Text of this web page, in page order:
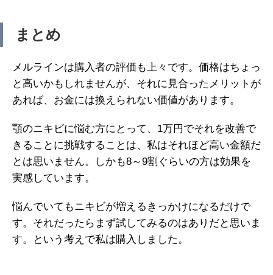
まとめ
メルラインは購入者の評価も上々です。価格はちょっ
と高いかもしれませんが、それに見合ったメリットが
あれば、お金には換えられない価値があります。
顎のニキビに悩む方にとって、1万円でそれを改善で
きることに挑戦することは、私はそれほど高い金額だ
とは思いません。しかも8～9割ぐらいの方は効果を
実感しています。
悩んでいてもニキビが増えるきっかけになるだけで
す。それだったらまず試してみるのはありだと思いま
す。という考えで私は購入しました。